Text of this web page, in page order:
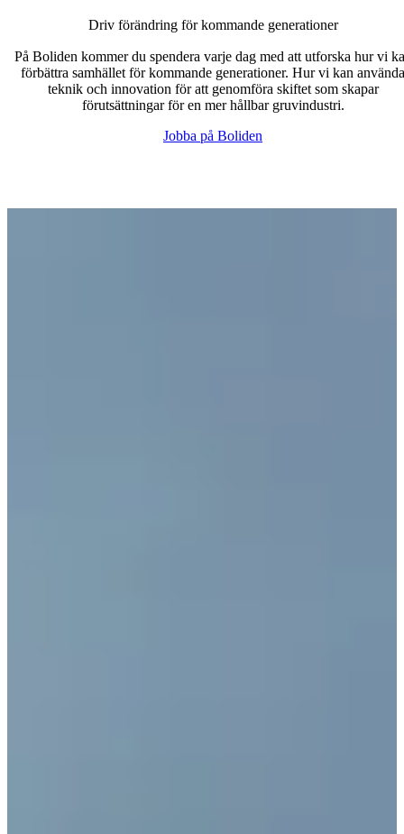
Driv förändring för kommande generationer
På Boliden kommer du spendera varje dag med att utforska hur vi
förbättra samhället för kommande generationer. Hur vi kan använda
teknik och innovation för att genomföra skiftet som skapar
förutsättningar för en mer hållbar gruvindustri.
Jobba på Boliden